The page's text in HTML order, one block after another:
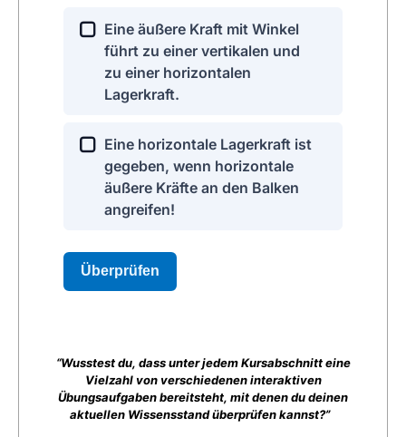
“Wusstest du, dass unter jedem Kursabschnitt eine
Vielzahl von verschiedenen interaktiven
Übungsaufgaben bereitsteht, mit denen du deinen
aktuellen Wissensstand überprüfen kannst?”